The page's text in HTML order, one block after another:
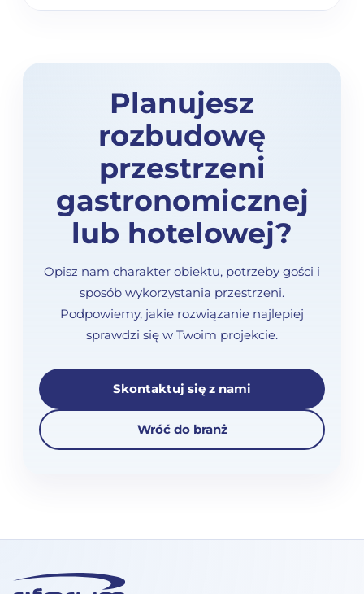
Planujesz
rozbudowę
przestrzeni
gastronomicznej
lub hotelowej?
Opisz nam charakter obiektu, potrzeby gości i
sposób wykorzystania przestrzeni.
Podpowiemy, jakie rozwiązanie najlepiej
sprawdzi się w Twoim projekcie.
Skontaktuj się z nami
Wróć do branż